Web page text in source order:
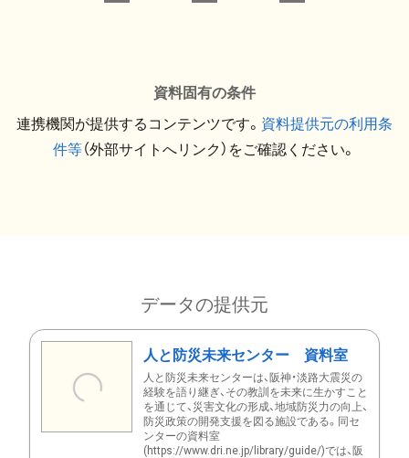
資料固有の条件
連携機関が提供するコンテンツです。 資料提供元の利用条
件等（外部サイトへリンク）をご確認ください。
データの提供元
人と防災未来センター 資料室
人と防災未来センターは、阪神・淡路大震災の
経験を語り継ぎ、その教訓を未来に生かすこと
を通じて、災害文化の形成、地域防災力の向上、
防災政策の開発支援を図る施設である。同セ
ンターの資料室
(https://www.dri.ne.jp/library/guide/)では、阪